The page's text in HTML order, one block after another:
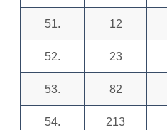
51. 12
52. 23
53. 82
54. 213